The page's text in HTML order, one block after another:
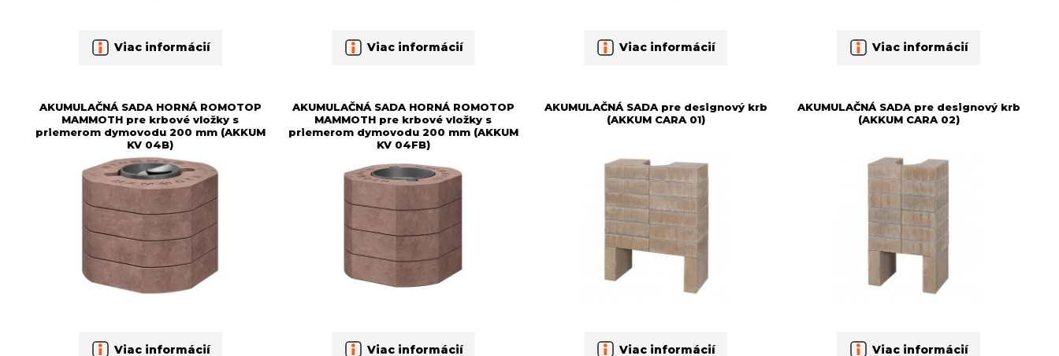
Viac informácií Viac informácií Viac informácií Viac informácií
AKUMULAČNÁ SADA HORNÁ ROMOTOP
MAMMOTH pre krbové vložky s
priemerom dymovodu 200 mm (AKKUM
KV 04B)
Viac informácií
AKUMULAČNÁ SADA HORNÁ ROMOTOP
MAMMOTH pre krbové vložky s
priemerom dymovodu 200 mm (AKKUM
KV 04FB)
Viac informácií
AKUMULAČNÁ SADA pre designový krb
(AKKUM CARA 01)
Viac informácií
AKUMULAČNÁ SADA pre designový krb
(AKKUM CARA 02)
Viac informácií